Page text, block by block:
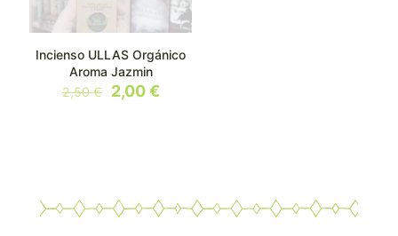
Incienso ULLAS Orgánico
Aroma Jazmin
2,50€
El
2,00€El